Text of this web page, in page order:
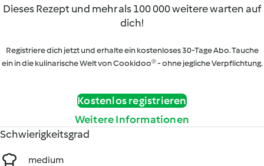
Dieses Rezept und mehr als 100 000 weitere warten auf
dich!
Registriere dich jetzt und erhalte ein kostenloses 30-Tage Abo. Tauche
ein in die kulinarische Welt von Cookidoo® - ohne jegliche Verpflichtung.
Kostenlos registrieren
Weitere Informationen
Schwierigkeitsgrad
medium